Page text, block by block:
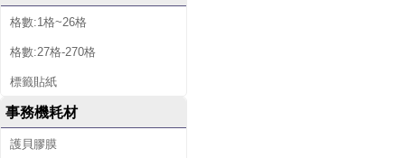
格數:1格~26格
格數:27格-270格
標籤貼紙
事務機耗材
護貝膠膜